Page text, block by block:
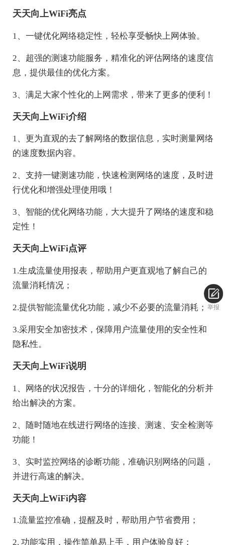
天天向上WiFi亮点
1、一键优化网络稳定性，轻松享受畅快上网体验。
2、超强的测速功能服务，精准化的评估网络的速度信
息，提供最佳的优化方案。
3、满足大家个性化的上网需求，带来了更多的便利！
天天向上WiFi介绍
1、更为直观的去了解网络的数据信息，实时测量网络
的速度数据内容。
2、支持一键测速功能，快速检测网络的速度，及时进
行优化和增强处理使用哦！
3、智能的优化网络功能，大大提升了网络的速度和稳
定性！
天天向上WiFi点评
1.生成流量使用报表，帮助用户更直观地了解自己的
流量消耗情况；
2.提供智能流量优化功能，减少不必要的流量消耗；
3.采用安全加密技术，保障用户流量使用的安全性和
隐私性。
天天向上WiFi说明
1、网络的状况报告，十分的详细化，智能化的分析并
给出解决的方案。
2、随时随地在线进行网络的连接、测速、安全检测等
功能！
3、实时监控网络的诊断功能，准确识别网络的问题，
并进行高速的解决。
天天向上WiFi内容
1.流量监控准确，提醒及时，帮助用户节省费用；
2. 功能实用，操作简单易上手，用户体验良好；
举报